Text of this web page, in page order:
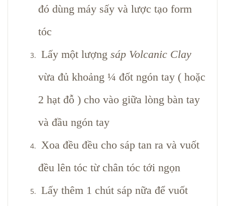
đó dùng máy sấy và lược tạo form
tóc
Lấy một lượng sáp Volcanic Clay
vừa đủ khoảng ¼ đốt ngón tay ( hoặc
2 hạt đỗ ) cho vào giữa lòng bàn tay
và đầu ngón tay
Xoa đều đều cho sáp tan ra và vuốt
đều lên tóc từ chân tóc tới ngọn
Lấy thêm 1 chút sáp nữa để vuốt